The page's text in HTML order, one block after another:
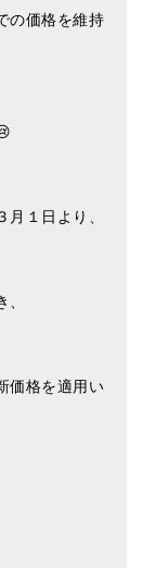
の価格を維持
１日より、
価格を適用い